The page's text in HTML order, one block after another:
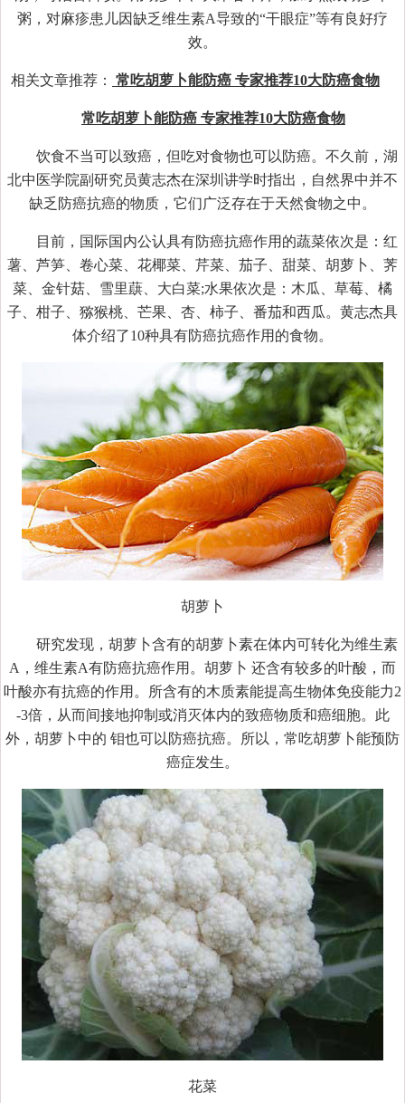
粥，对麻疹患儿因缺乏维生素A导致的“干眼症”等有良好疗
效。
相关文章推荐： 常吃胡萝卜能防癌 专家推荐10大防癌食物
常吃胡萝卜能防癌 专家推荐10大防癌食物
饮食不当可以致癌，但吃对食物也可以防癌。不久前，湖
北中医学院副研究员黄志杰在深圳讲学时指出，自然界中并不
缺乏防癌抗癌的物质，它们广泛存在于天然食物之中。
目前，国际国内公认具有防癌抗癌作用的蔬菜依次是：红
薯、芦笋、卷心菜、花椰菜、芹菜、茄子、甜菜、胡萝卜、荠
菜、金针菇、雪里蕻、大白菜;水果依次是：木瓜、草莓、橘
子、柑子、猕猴桃、芒果、杏、柿子、番茄和西瓜。黄志杰具
体介绍了10种具有防癌抗癌作用的食物。
胡萝卜
研究发现，胡萝卜含有的胡萝卜素在体内可转化为维生素
A，维生素A有防癌抗癌作用。胡萝卜 还含有较多的叶酸，而
叶酸亦有抗癌的作用。所含有的木质素能提高生物体免疫能力2
-3倍，从而间接地抑制或消灭体内的致癌物质和癌细胞。此
外，胡萝卜中的 钼也可以防癌抗癌。所以，常吃胡萝卜能预防
癌症发生。
花菜